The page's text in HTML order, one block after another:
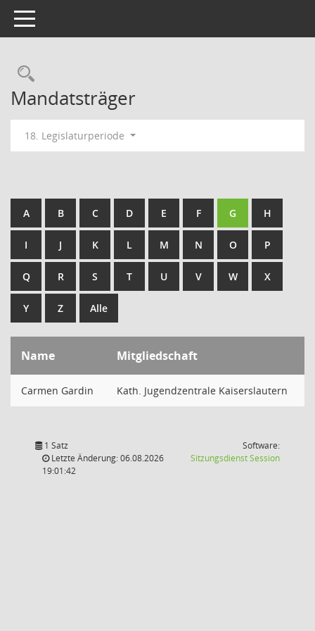
Toggle navigation
Rechercheauswahl
Mandatsträger
18. Legislaturperiode
A B C D E F G H
I J K L M N O P
Q R S T U V W X
Y Z Alle
Name Mitgliedschaft
Carmen Gardin Kath. Jugendzentrale Kaiserslautern
1 Satz
Letzte Änderung: 06.08.2026
19:01:42
Software:
SitzungsdienstSession(Wird in